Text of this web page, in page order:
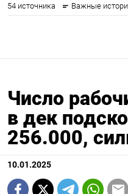
Число
в дек
256.000,
10.01.2025